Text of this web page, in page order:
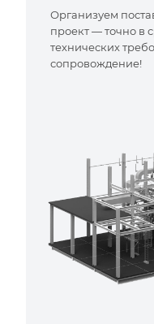
Организуем
проект — точно в
технических
сопровождение!